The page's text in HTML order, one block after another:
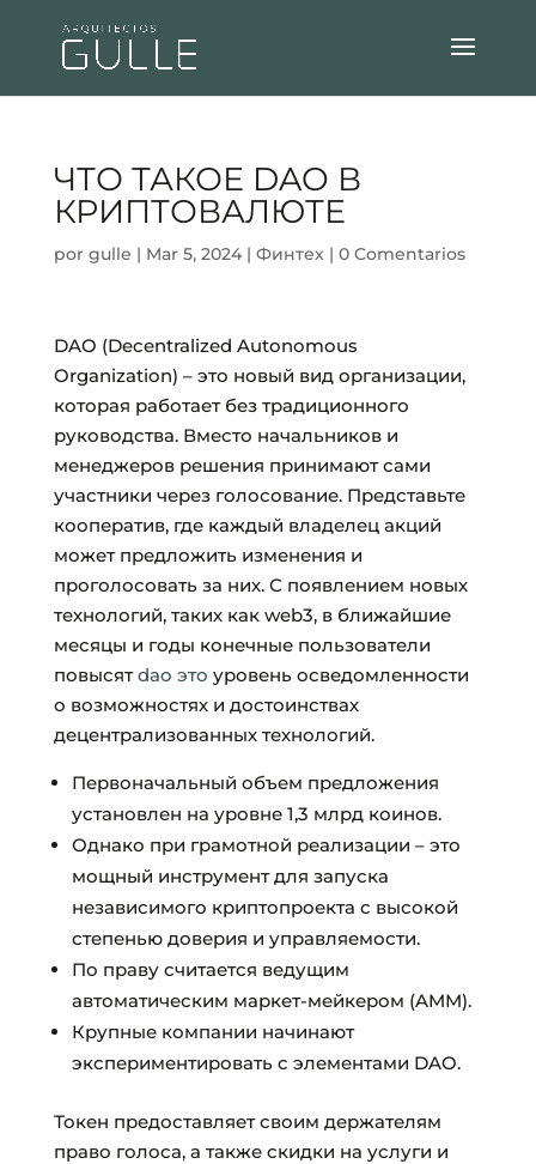
ЧТО ТАКОЕ DAO В
КРИПТОВАЛЮТЕ
por gulle | Mar 5, 2024| Финтех | 0 Comentarios
DAO (Decentralized Autonomous
Organization) – это новый вид организации,
которая работает без традиционного
руководства. Вместо начальников и
менеджеров решения принимают сами
участники через голосование. Представьте
кооператив, где каждый владелец акций
может предложить изменения и
проголосовать за них. С появлением новых
технологий, таких как web3, в ближайшие
месяцы и годы конечные пользователи
повысятdao это уровень осведомленности
о возможностях и достоинствах
децентрализованных технологий.
Первоначальный объем предложения
установлен на уровне 1,3 млрд коинов.
Однако при грамотной реализации – это
мощный инструмент для запуска
независимого криптопроекта с высокой
степенью доверия и управляемости.
По праву считается ведущим
автоматическим маркет-мейкером (AMM).
Крупные компании начинают
экспериментировать с элементами DAO.
Токен предоставляет своим держателям
право голоса, а также скидки на услуги и